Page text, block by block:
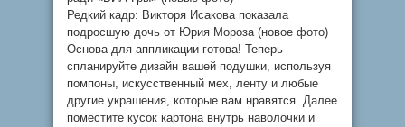
Редкий кадр: Викторя Исакова показала
подросшую дочь от Юрия Мороза (новое фото)
Основа для аппликации готова! Теперь
спланируйте дизайн вашей подушки, используя
помпоны, искусственный мех, ленту и любые
другие украшения, которые вам нравятся. Далее
поместите кусок картона внутрь наволочки и